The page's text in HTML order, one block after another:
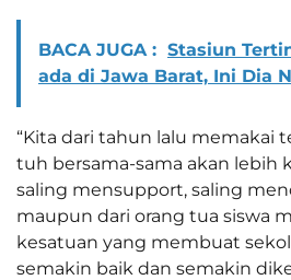
BACA JUGA : Stasiun
ada di Jawa Barat, Ini Dia
“Kita dari tahun lalu memakai
tuh bersama-sama akan lebih
saling mensupport, saling
maupun dari orang tua siswa
kesatuan yang membuat
semakin baik dan semakin